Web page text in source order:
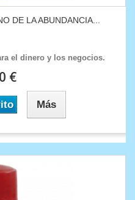
DE LA ABUNDANCIA...
el dinero y los negocios.
€
Más